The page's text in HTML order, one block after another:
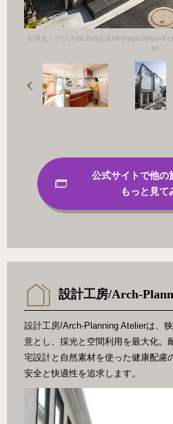
引用元：ブリス/BLISS公式HP(https://bliss-
p)
公式サイトで他の
もっと見て
設計工房/Arch-
設計工房/Arch-Planning Atelierは、
意とし、採光と空間利用を最大化。
宅設計と自然素材を使った健康配慮
安全と快適性を追求します。